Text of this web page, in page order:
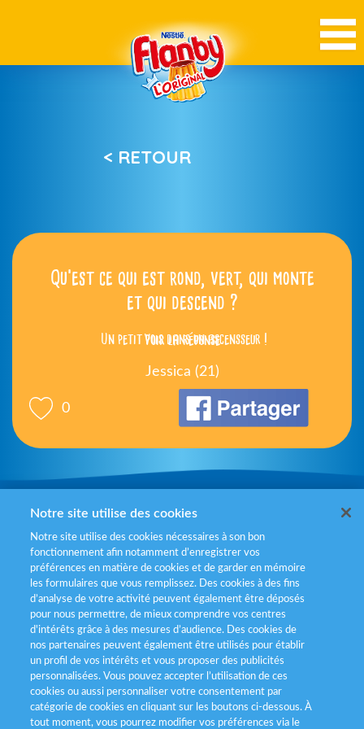
< RETOUR
Qu’est ce qui est rond, vert, qui monte
et qui descend ?
Voir la réponse
Un petit pois dans un ascensseur !
0
Jessica (21)
Mentions légales
Politiques de gestion des cookies
Politique données personnelles
Services consommateurs
Déclaration d’accessibilité
Notre site utilise des cookies
Notre site utilise des cookies nécessaires à son bon
fonctionnement afin notamment d’enregistrer vos
préférences en matière de cookies et de garder en mémoire
les formulaires que vous remplissez. Des cookies à des fins
d’analyse de votre activité peuvent également être déposés
pour nous permettre, de mieux comprendre vos centres
d'intérêts grâce à des mesures d’audience. Des cookies de
nos partenaires peuvent également être utilisés pour établir
un profil de vos intérêts et vous proposer des publicités
personnalisées. Vous pouvez accepter l’utilisation de ces
cookies ou aussi personnaliser votre consentement par
catégorie de cookies en cliquant sur les boutons ci-dessous. À
tout moment, vous pourrez modifier vos préférences via le